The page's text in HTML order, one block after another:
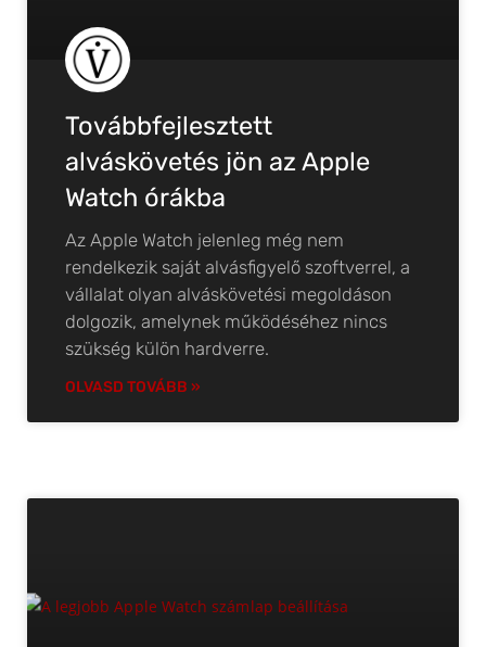
Továbbfejlesztett
alváskövetés jön az Apple
Watch órákba
Az Apple Watch jelenleg még nem
rendelkezik saját alvásfigyelő szoftverrel, a
vállalat olyan alváskövetési megoldáson
dolgozik, amelynek működéséhez nincs
szükség külön hardverre.
OLVASD TOVÁBB »